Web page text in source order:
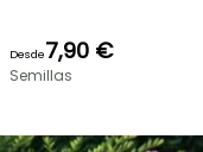
Desde7,90 €
Semillas